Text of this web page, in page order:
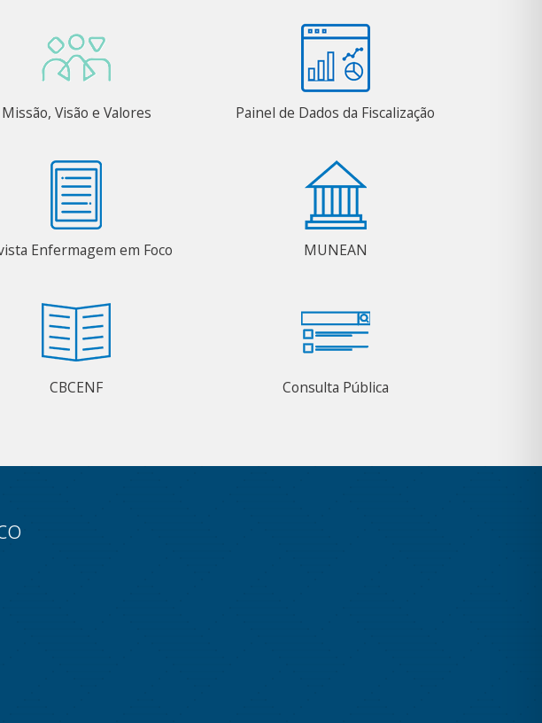
Missão, Visão e Valores Painel de Dados da Fiscalização
Enfermagem em Foco MUNEAN
CBCENF Consulta Pública